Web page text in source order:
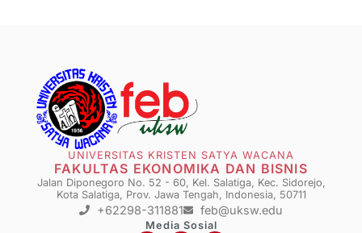
UNIVERSITAS KRISTEN SATYA WACANA
FAKULTAS EKONOMIKA DAN BISNIS
Jalan Diponegoro No. 52 - 60, Kel. Salatiga, Kec. Sidorejo,
Kota Salatiga, Prov. Jawa Tengah, Indonesia, 50711
+62298-311881 feb@uksw.edu
Media Sosial